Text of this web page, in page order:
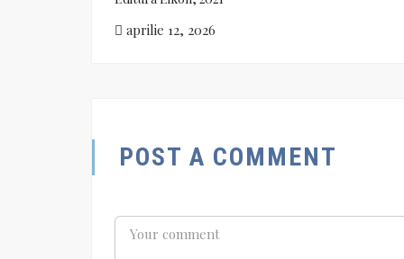
aprilie 12, 2026
POST A COMMENT